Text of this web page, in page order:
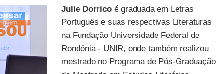
Julie Dorricoé graduada em Letras
Português e suas respectivas Literaturas
na Fundação Universidade Federal de
Rondônia - UNIR, onde também realizou
mestrado no Programa de Pós-Graduação